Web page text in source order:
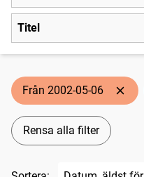
Titel
Från 2002-05-06
Rensa alla filter